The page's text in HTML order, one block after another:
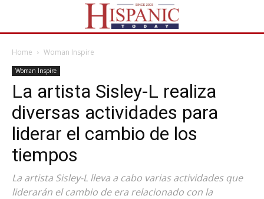
Home Woman Inspire
Woman Inspire
La artista Sisley-L realiza
diversas actividades para
liderar el cambio de los
tiempos
La artista Sisley-L lleva a cabo varias actividades que
liderarán el cambio de era relacionado con la